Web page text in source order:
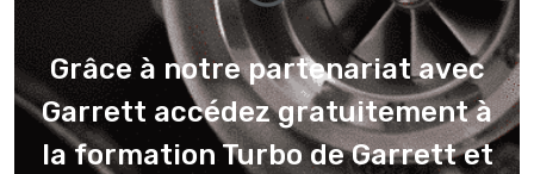
Grâce à notre partenariat avec
Garrett accédez gratuitement à
la formation Turbo de Garrett et